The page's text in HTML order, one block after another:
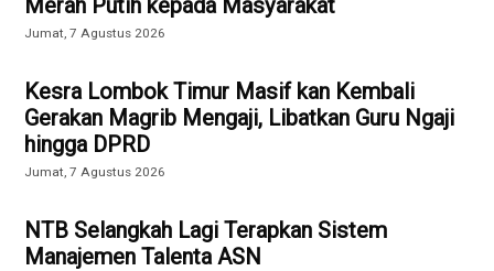
Jumat, 7 Agustus 2026
Kesra Lombok Timur Masif kan Kembali
Gerakan Magrib Mengaji, Libatkan Guru Ngaji
hingga DPRD
Jumat, 7 Agustus 2026
NTB Selangkah Lagi Terapkan Sistem
Manajemen Talenta ASN